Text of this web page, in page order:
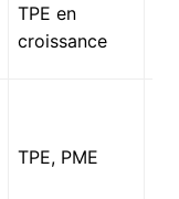
TPE en
croissance
TPE, PME